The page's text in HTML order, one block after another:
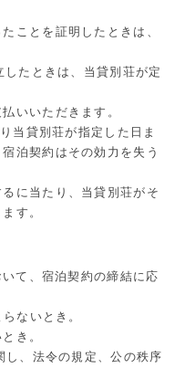
ことを証明したときは、
たときは、当貸別荘が定
いいただきます。
当貸別荘が指定した日ま
泊契約はその効力を失う
に当たり、当貸別荘がそ
す。
て、宿泊契約の締結に応
ないとき。
き。
、法令の規定、公の秩序